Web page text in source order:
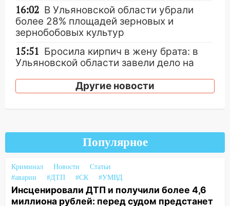
16:02 В Ульяновской области убрали
более 28% площадей зерновых и
зернобобовых культур
15:51 Бросила кирпич в жену брата: в
Ульяновской области завели дело на
15:47 На улице Радищева сбили
новый кавалер женщины оказался
рецидивистом
14:26
В Ульяновске ограничат движение
по улице Ефремова
14:23 67% ульяновцев готовы
Другие новости
Популярное
Криминал Новости
Статьи
#аварии
#ДТП #СК #УМВД
Инсценировали ДТП и получили более 4,6
миллиона рублей: перед судом предстанет